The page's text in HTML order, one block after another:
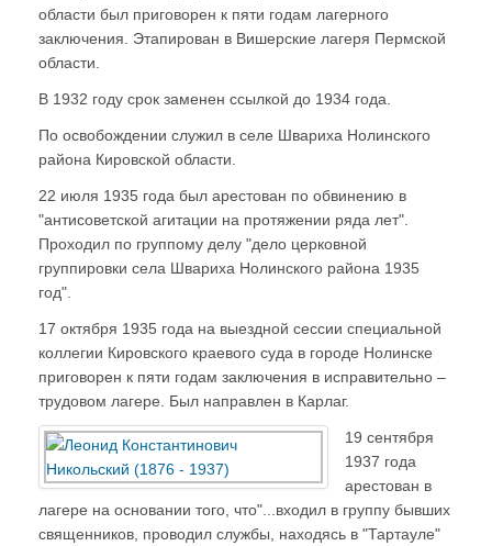
области был приговорен к пяти годам лагерного
заключения. Этапирован в Вишерские лагеря Пермской
области.
В 1932 году срок заменен ссылкой до 1934 года.
По освобождении служил в селе Швариха Нолинского
района Кировской области.
22 июля 1935 года был арестован по обвинению в
"антисоветской агитации на протяжении ряда лет".
Проходил по группому делу "дело церковной
группировки села Швариха Нолинского района 1935
год".
17 октября 1935 года на выездной сессии специальной
коллегии Кировского краевого суда в городе Нолинске
приговорен к пяти годам заключения в исправительно –
трудовом лагере. Был направлен в Карлаг.
19 сентября
1937 года
арестован в
лагере на основании того, что"...входил в группу бывших
священников, проводил службы, находясь в "Тартауле"